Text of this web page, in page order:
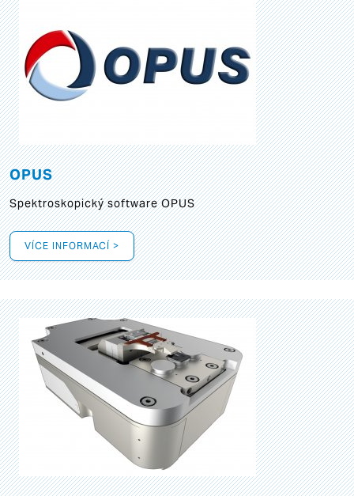
OPUS
Spektroskopický software OPUS
VÍCE INFORMACÍ >